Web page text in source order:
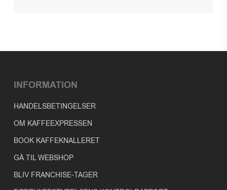
INFORMATION
HANDELSBETINGELSER
OM KAFFEEXPRESSEN
BOOK KAFFEKNALLERET
GÅ TIL WEBSHOP
BLIV FRANCHISE-TAGER